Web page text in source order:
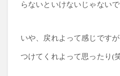
らないといけないじゃないで
いや、戻れよって感じです
つけてくれよって思ったり(